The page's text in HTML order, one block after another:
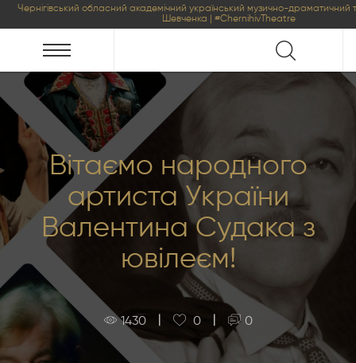
Чернігівський обласний академічний український музично-драматичний
Шевченка | #ChernihivTheatre
Вітаємо народного
артиста України
Валентина Судака з
ювілеєм!
1430 0 0